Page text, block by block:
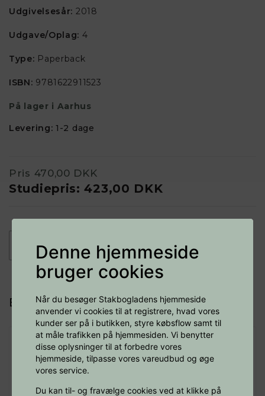
Denne hjemmeside
bruger cookies
Når du besøger Stakbogladens hjemmeside
anvender vi cookies til at registrere, hvad vores
kunder ser på i butikken, styre købsflow samt til
at måle trafikken på hjemmesiden. Vi benytter
disse oplysninger til at forbedre vores
hjemmeside, tilpasse vores vareudbud og øge
vores service.
Du kan til- og fravælge cookies ved at klikke på
Udgivelsesår: 2018
Udgave/Oplag: 4
Type: Paperback
ISBN: 9781622911523
På lager i Aarhus
Levering: 1-2 dage
Pris 470,00 DKK
Studiepris: 423,00 DKK
+ Læg i kurv
Bøger af samme forfatter